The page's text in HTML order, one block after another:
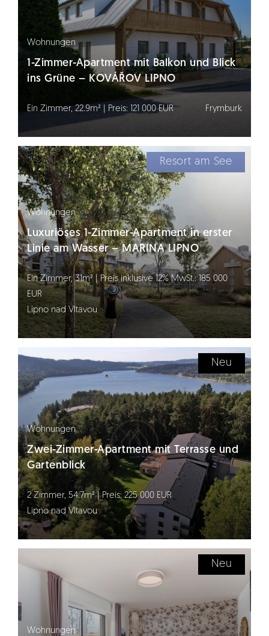
Wohnungen
1-Zimmer-Apartment mit Balkon und Blick
ins Grüne – KOVÁŘOV LIPNO
Ein Zimmer, 22.9m² | Preis: 121 000 EUR Frymburk
Resort am See
Wohnungen
Luxuriöses 1-Zimmer-Apartment in erster
Linie am Wasser – MARINA LIPNO
Ein Zimmer, 31m² | Preis inklusive 12% MwSt.: 185 000
EUR
Lipno nad Vltavou
Neu
Wohnungen
Zwei-Zimmer-Apartment mit Terrasse und
Gartenblick
2 Zimmer, 54.7m² | Preis: 225 000 EUR
Lipno nad Vltavou
Neu
Wohnungen